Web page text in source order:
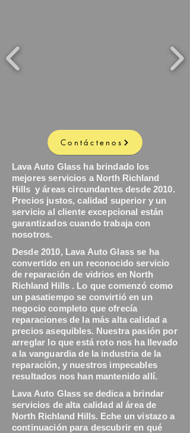
Contáctenos
Lava Auto Glass ha brindado los
mejores servicios a North Richland
Hills y áreas circundantes desde 2010.
Precios justos, calidad superior y un
servicio al cliente excepcional están
garantizados cuando trabaja con
nosotros.
Desde 2010, Lava Auto Glass se ha
convertido en un reconocido servicio
de reparación de vidrios en North
Richland Hills . Lo que comenzó como
un pasatiempo se convirtió en un
negocio completo que ofrecía
reparaciones de la más alta calidad a
precios asequibles. Nuestra pasión por
arreglar lo que está roto nos ha llevado
a la vanguardia de la industria de la
reparación, y nuestros impecables
resultados nos han mantenido allí.
Lava Auto Glass se dedica a brindar
servicios de alta calidad al área de
North Richland Hills. Eche un vistazo a
continuación para descubrir en qué